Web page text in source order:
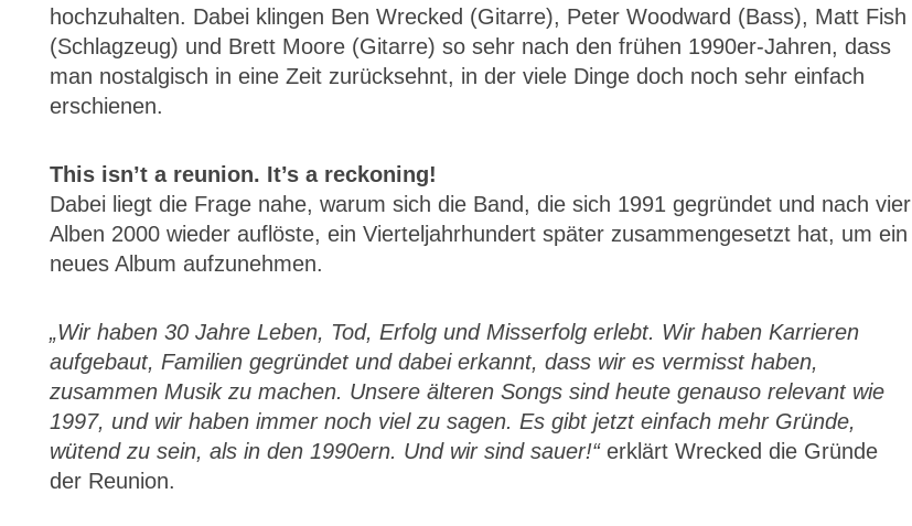
hochzuhalten. Dabei klingen Ben Wrecked (Gitarre), Peter Woodward (Bass), Matt Fish
(Schlagzeug) und Brett Moore (Gitarre) so sehr nach den frühen 1990er-Jahren, dass
man nostalgisch in eine Zeit zurücksehnt, in der viele Dinge doch noch sehr einfach
erschienen.
This isn’t a reunion. It’s a reckoning!
Dabei liegt die Frage nahe, warum sich die Band, die sich 1991 gegründet und nach vier
Alben 2000 wieder auflöste, ein Vierteljahrhundert später zusammengesetzt hat, um ein
neues Album aufzunehmen.
„Wir haben 30 Jahre Leben, Tod, Erfolg und Misserfolg erlebt. Wir haben Karrieren
aufgebaut, Familien gegründet und dabei erkannt, dass wir es vermisst haben,
zusammen Musik zu machen. Unsere älteren Songs sind heute genauso relevant wie
1997, und wir haben immer noch viel zu sagen. Es gibt jetzt einfach mehr Gründe,
wütend zu sein, als in den 1990ern. Und wir sind sauer!“erklärt Wrecked die Gründe
der Reunion.